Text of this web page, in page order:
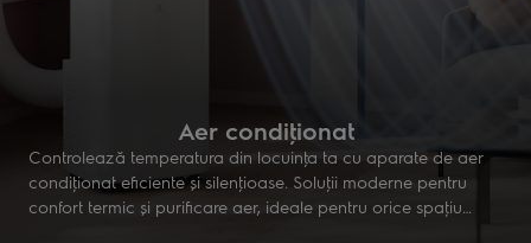
Aer condiţionat
Controlează temperatura din locuinţa ta cu aparate de aer
condiţionat eficiente şi silenţioase. Soluţii moderne pentru
confort termic şi purificare aer, ideale pentru orice spaţiu